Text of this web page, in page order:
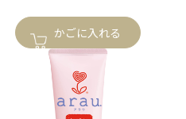
かごに入れる